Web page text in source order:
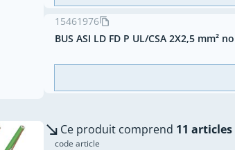
15461976
BUS ASI LD FD P UL/CSA 2X2,5 mm²
Ce produit comprend 11 articles
code article